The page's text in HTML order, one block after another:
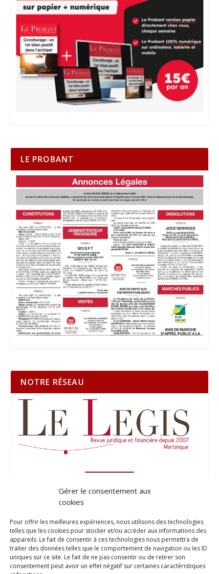
Gérer le consentement aux
cookies
Pour offrir les meilleures expériences, nous utilisons des technologies
telles que les cookies pour stocker et/ou accéder aux informations des
appareils. Le fait de consentir à ces technologies nous permettra de
traiter des données telles que le comportement de navigation ou les ID
uniques sur ce site. Le fait de ne pas consentir ou de retirer son
consentement peut avoir un effet négatif sur certaines caractéristiques
LE PROBANT
NOTRE RÉSEAU